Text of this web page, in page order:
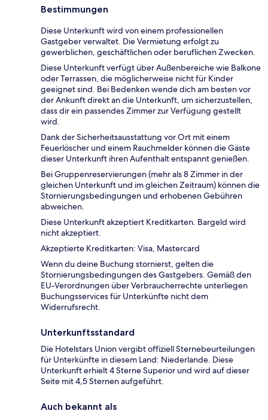
Bestimmungen
Diese Unterkunft wird von einem professionellen
Gastgeber verwaltet. Die Vermietung erfolgt zu
gewerblichen, geschäftlichen oder beruflichen Zwecken.
Diese Unterkunft verfügt über Außenbereiche wie Balkone
oder Terrassen, die möglicherweise nicht für Kinder
geeignet sind. Bei Bedenken wende dich am besten vor
der Ankunft direkt an die Unterkunft, um sicherzustellen,
dass dir ein passendes Zimmer zur Verfügung gestellt
wird.
Dank der Sicherheitsausstattung vor Ort mit einem
Feuerlöscher und einem Rauchmelder können die Gäste
dieser Unterkunft ihren Aufenthalt entspannt genießen.
Bei Gruppenreservierungen (mehr als 8 Zimmer in der
gleichen Unterkunft und im gleichen Zeitraum) können die
Stornierungsbedingungen und erhobenen Gebühren
abweichen.
Diese Unterkunft akzeptiert Kreditkarten. Bargeld wird
nicht akzeptiert.
Akzeptierte Kreditkarten: Visa, Mastercard
Wenn du deine Buchung stornierst, gelten die
Stornierungsbedingungen des Gastgebers. Gemäß den
EU-Verordnungen über Verbraucherrechte unterliegen
Buchungsservices für Unterkünfte nicht dem
Widerrufsrecht.
Unterkunftsstandard
Die Hotelstars Union vergibt offiziell Sternebeurteilungen
für Unterkünfte in diesem Land: Niederlande. Diese
Unterkunft erhielt 4 Sterne Superior und wird auf dieser
Seite mit 4,5 Sternen aufgeführt.
Auch bekannt als